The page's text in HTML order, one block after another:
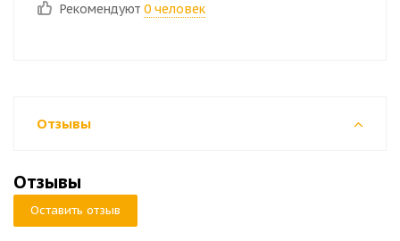
Рекомендуют 0 человек
Отзывы
Отзывы
Оставить отзыв